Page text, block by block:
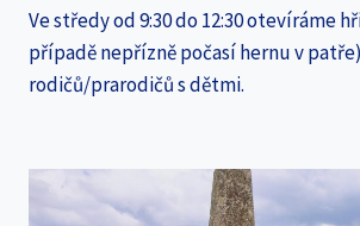
Ve středy od 9:30 do 12:30 otevíráme
případě nepřízně počasí hernu v
rodičů/prarodičů s dětmi.